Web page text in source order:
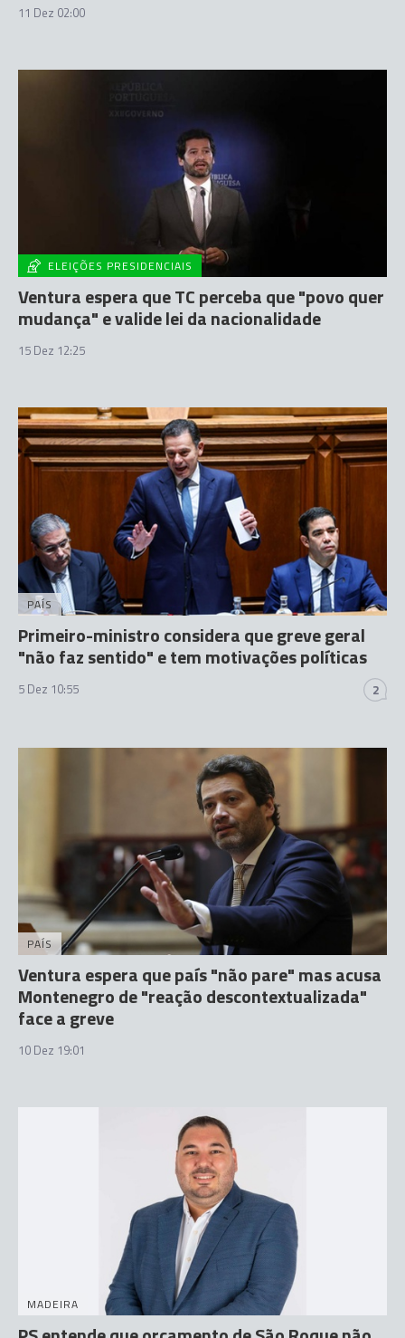
11 Dez 02:00
ELEIÇÕES PRESIDENCIAIS
Ventura espera que TC perceba que "povo quer
mudança" e valide lei da nacionalidade
15 Dez 12:25
PAÍS
Primeiro-ministro considera que greve geral
"não faz sentido" e tem motivações políticas
5 Dez 10:55 2
PAÍS
Ventura espera que país "não pare" mas acusa
Montenegro de "reação descontextualizada"
face a greve
10 Dez 19:01
MADEIRA